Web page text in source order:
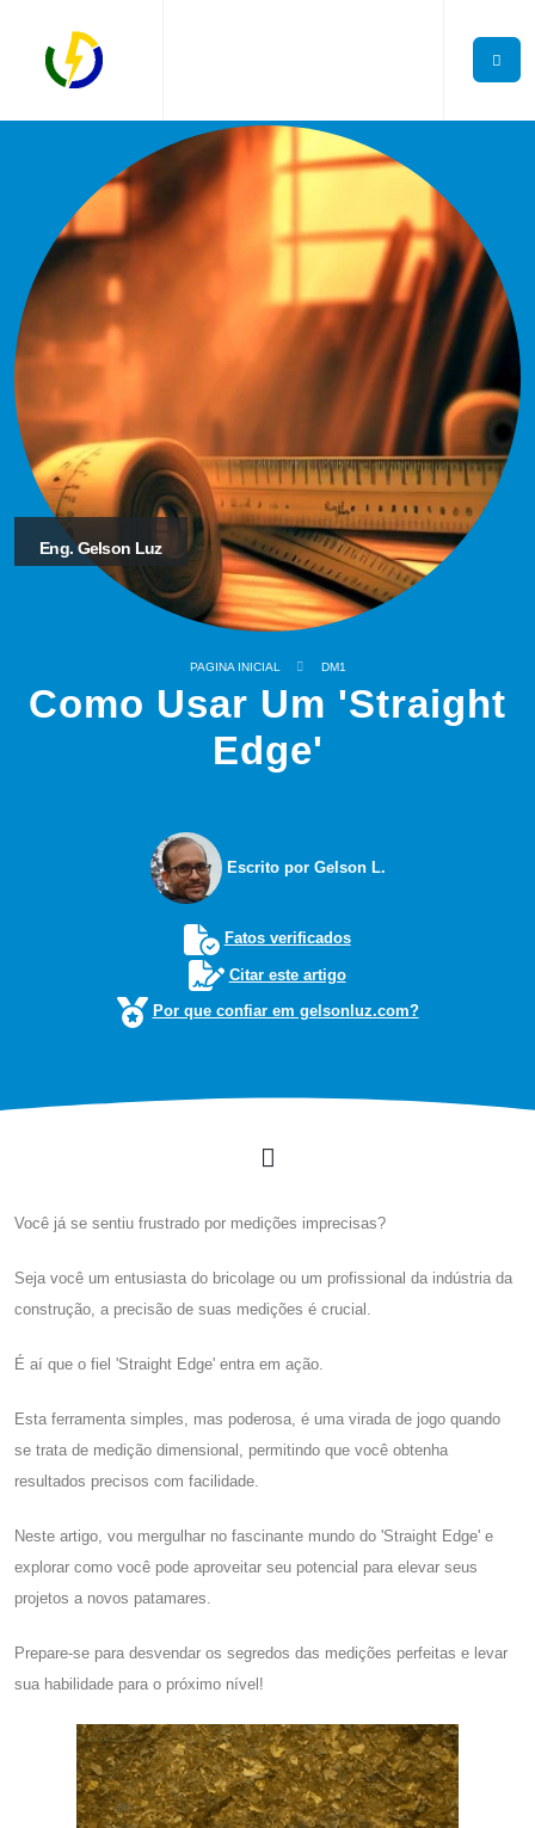
Eng. Gelson Luz
PAGINA INICIAL DM1
Como Usar Um 'Straight
Edge'
Escrito por Gelson L.
Fatos verificados
Citar este artigo
Por que confiar em gelsonluz.com?
Você já se sentiu frustrado por medições imprecisas?
Seja você um entusiasta do bricolage ou um profissional da indústria da
construção, a precisão de suas medições é crucial.
É aí que o fiel 'Straight Edge' entra em ação.
Esta ferramenta simples, mas poderosa, é uma virada de jogo quando
se trata de medição dimensional, permitindo que você obtenha
resultados precisos com facilidade.
Neste artigo, vou mergulhar no fascinante mundo do 'Straight Edge' e
explorar como você pode aproveitar seu potencial para elevar seus
projetos a novos patamares.
Prepare-se para desvendar os segredos das medições perfeitas e levar
sua habilidade para o próximo nível!